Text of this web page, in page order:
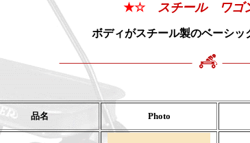
★☆ スチール ワゴ
ボディがスチール製のベーシッ
品名 Photo